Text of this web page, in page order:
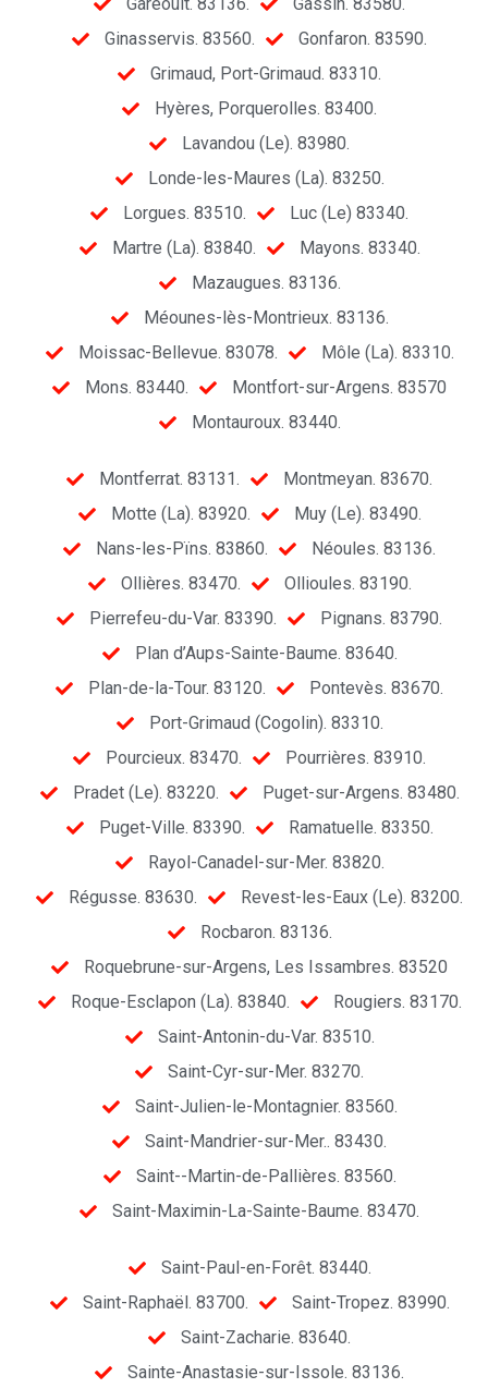
Ginasservis. 83560.
Gonfaron. 83590.
Grimaud, Port-Grimaud. 83310.
Hyères, Porquerolles. 83400.
Lavandou (Le). 83980.
Londe-les-Maures (La). 83250.
Lorgues. 83510.
Luc (Le) 83340.
Martre (La). 83840.
Mayons. 83340.
Mazaugues. 83136.
Méounes-lès-Montrieux. 83136.
Moissac-Bellevue. 83078.
Môle (La). 83310.
Mons. 83440.
Montfort-sur-Argens. 83570
Montauroux. 83440.
Montferrat. 83131.
Montmeyan. 83670.
Motte (La). 83920.
Muy (Le). 83490.
Nans-les-Pïns. 83860.
Néoules. 83136.
Ollières. 83470.
Ollioules. 83190.
Pierrefeu-du-Var. 83390.
Pignans. 83790.
Plan d’Aups-Sainte-Baume. 83640.
Plan-de-la-Tour. 83120.
Pontevès. 83670.
Port-Grimaud (Cogolin). 83310.
Pourcieux. 83470.
Pourrières. 83910.
Pradet (Le). 83220.
Puget-sur-Argens. 83480.
Puget-Ville. 83390.
Ramatuelle. 83350.
Rayol-Canadel-sur-Mer. 83820.
Régusse. 83630.
Revest-les-Eaux (Le). 83200.
Rocbaron. 83136.
Roquebrune-sur-Argens, Les Issambres. 83520
Roque-Esclapon (La). 83840.
Rougiers. 83170.
Saint-Antonin-du-Var. 83510.
Saint-Cyr-sur-Mer. 83270.
Saint-Julien-le-Montagnier. 83560.
Saint-Mandrier-sur-Mer.. 83430.
Saint--Martin-de-Pallières. 83560.
Saint-Maximin-La-Sainte-Baume. 83470.
Saint-Paul-en-Forêt. 83440.
Saint-Raphaël. 83700.
Saint-Tropez. 83990.
Saint-Zacharie. 83640.
Sainte-Anastasie-sur-Issole. 83136.